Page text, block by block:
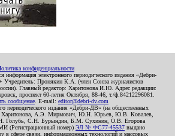
конфиденциальности
информация электронного периодического издания «Дебри-
Учредитель: Пронякин К.А. (член Союза журналистов
Главный редактор: Харитонова И.Ю. Адрес редакции:
проспект 60-летия Октября, 88-46, т./ф.84212296081.
сообщение . E-mail: editor@debri-dv.com
периодического издания «Дебри-ДВ» (на общественных
А.Э. Мирмович, Ю.Н. Юрьев, Ю.В. Ковалев,
Голубь, С.Н. Бурындин, Б.М. Сухинин, О.В. Егорова
(Регистрационный номер) ЭЛ № ФС77-45537 выдано
в сфере связи, информационных технологий и массовых